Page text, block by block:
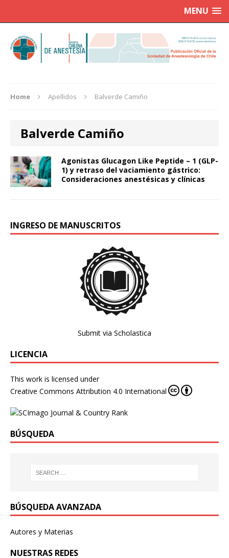
MENU
Home Apellidos Balverde Camiño
Balverde Camiño
Agonistas Glucagon Like Peptide – 1 (GLP-
1) y retraso del vaciamiento gástrico:
Consideraciones anestésicas y clínicas
INGRESO DE MANUSCRITOS
Submit via Scholastica
LICENCIA
This work is licensed under
Creative Commons Attribution 4.0 International
BÚSQUEDA
BÚSQUEDA AVANZADA
Autores y Materias
NUESTRAS REDES